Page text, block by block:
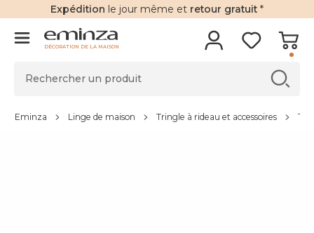
Expédition le jour même et retour gratuit *
DÉCORATION DE LA MAISON
Eminza Linge de maison Tringle à rideau et accessoires